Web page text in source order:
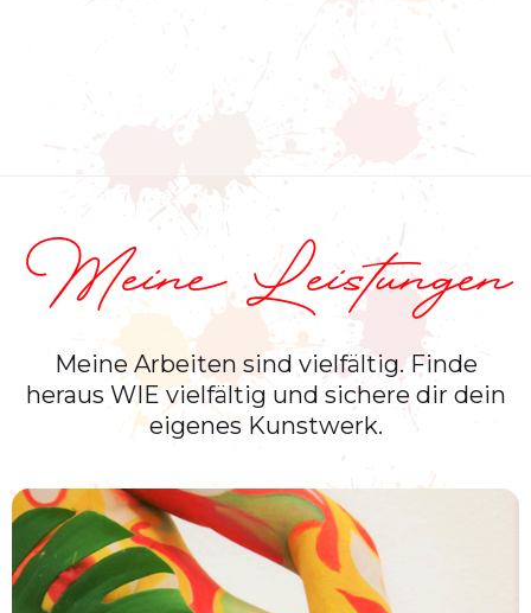
Meine Leistungen
Meine Arbeiten sind vielfältig. Finde
heraus WIE vielfältig und sichere dir dein
eigenes Kunstwerk.